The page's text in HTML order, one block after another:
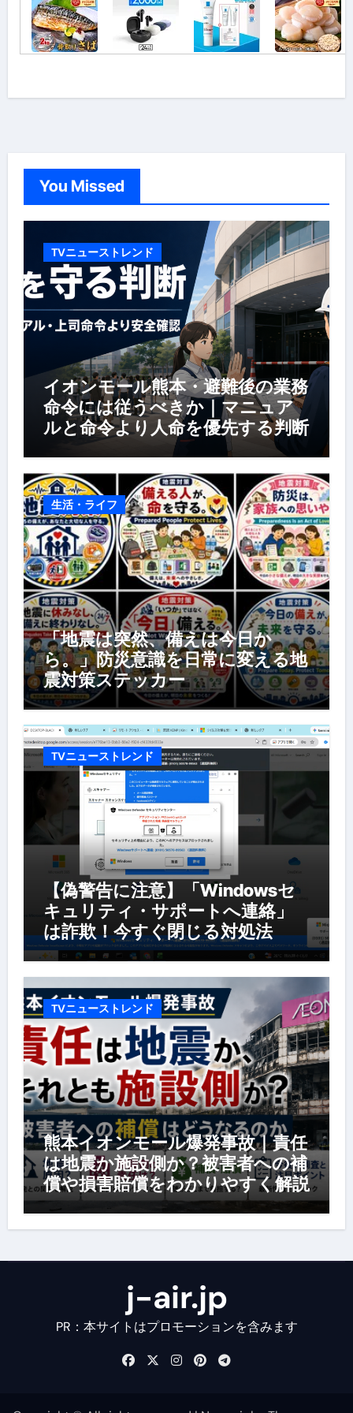
You Missed
TVニューストレンド
イオンモール熊本・避難後の業務
命令には従うべきか｜マニュア
ルと命令より人命を優先する判断
生活・ライフ
「地震は突然、備えは今日か
ら。」防災意識を日常に変える地
震対策ステッカー
TVニューストレンド
【偽警告に注意】「Windowsセ
キュリティ・サポートへ連絡」
は詐欺！今すぐ閉じる対処法
TVニューストレンド
熊本イオンモール爆発事故｜責任
は地震か施設側か？被害者への補
償や損害賠償をわかりやすく解説
j-air.jp
PR：本サイトはプロモーションを含みます